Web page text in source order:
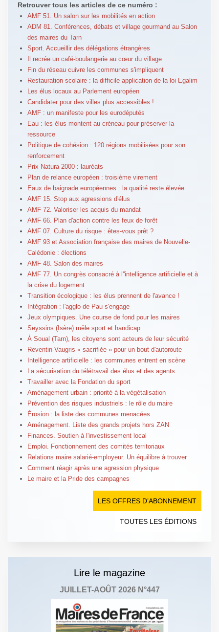
Retrouver tous les articles de ce numéro :
AMF 51. Un salon sur les mobilités en action
ADM 81. Conférences, débats et village gourmand au Salon
des maires du Tarn
Sport. Accueillir des délégations étrangères
Il recrée un café-boulangerie au cœur du village
Fin du réseau cuivre les communes s'impliquent
Restauration scolaire : la difficile application de la loi Egalim
Les élus locaux au Parlement européen
Candidater pour des villes plus accessibles !
AMF : un manifeste pour les eurodéputés
Eau : les élus montent au créneau pour préserver la
ressource
Politique de cohésion : 120 régions mobilisées pour son
renforcement
Prix Natura 2000 : lauréats
Plan de relance européen : troisième virement
Eaux de baignade européennes : la qualité reste élevée
AMF 15. Stop aux agressions d'élus
AMF 72. Valoriser les acquis du mandat
AMF 66. Plan d'action contre les feux de forêt
AMF 07. Culture du risque : êtes-vous prêt ?
AMF 93 et Association française des maires de Nouvelle-
Calédonie : élections
AMF 48. Salon des maires
AMF 77. Un congrès consacré à l''intelligence artificielle et à
la crise du logement
Transition écologique : les élus prennent de l'avance !
Intégration : l'agglo de Pau s'engage
Jeux olympiques. Une course de fond pour les maires
Seyssins (Isère) mêle sport et handicap
À Soual (Tarn), les citoyens sont acteurs de leur sécurité
Reventin-Vaugris « sacrifiée » pour un bout d'autoroute
Intelligence artificielle : les communes entrent en scène
La sécurisation du télétravail des élus et des agents
Travailler avec la Fondation du sport
Aménagement urbain : priorité à la végétalisation
Prévention des risques industriels : le rôle du maire
Érosion : la liste des communes menacées
Aménagement. Liste des grands projets hors ZAN
Finances. Soutien à l'investissement local
Emploi. Fonctionnement des comités territoriaux
Relations maire salarié-employeur. Un équilibre à trouver
Comment réagir après une agression physique
Le maire et la Pride des campagnes
LES OFFRES D’ABONNEMENT
TOUTES LES ÉDITIONS
Lire le magazine
JUILLET-AOÛT 2026 N°447